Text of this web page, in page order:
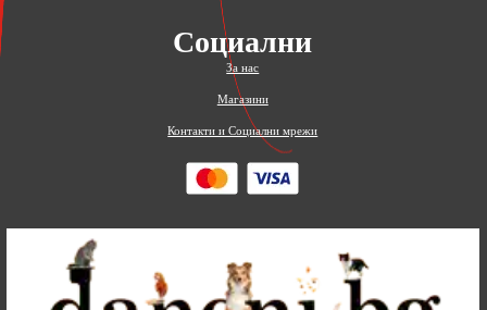
Социални
За нас
Магазини
Контакти и Социални мрежи